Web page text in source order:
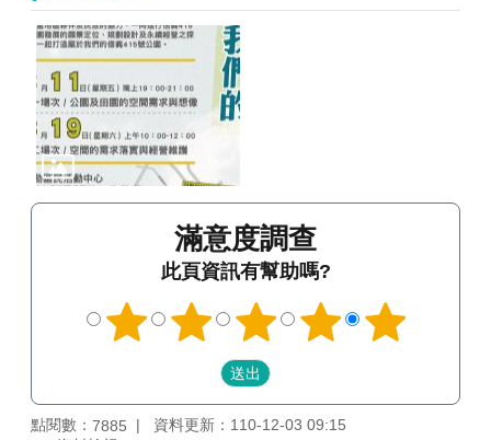
滿意度調查
此頁資訊有幫助嗎?
點閱數： 7885
資料更新：110-12-03 09:15